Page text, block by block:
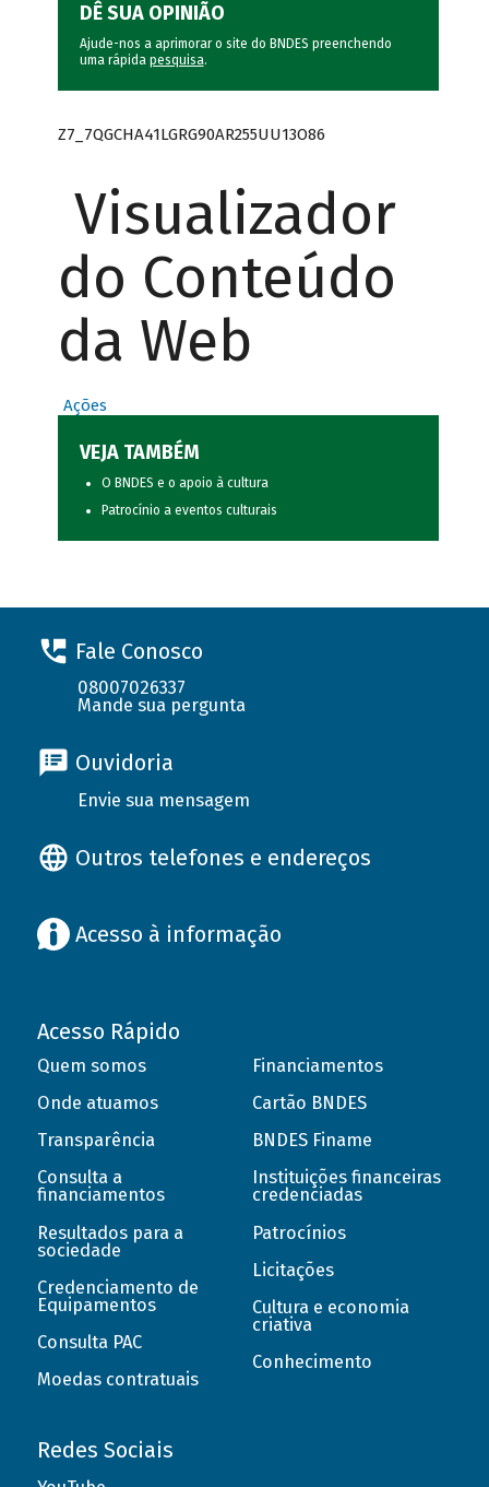
DÊ SUA OPINIÃO
Ajude-nos a aprimorar o site do BNDES preenchendo
uma rápida pesquisa.
Z7_7QGCHA41LGRG90AR255UU13O86
Visualizador
do Conteúdo
da Web
Ações
VEJA TAMBÉM
O BNDES e o apoio à cultura
Patrocínio a eventos culturais
Fale Conosco
08007026337
Mande sua pergunta
Ouvidoria
Envie sua mensagem
Outros telefones e endereços
Acesso à informação
Acesso Rápido
Quem somos
Onde atuamos
Transparência
Consulta a
financiamentos
Resultados para a
sociedade
Credenciamento de
Equipamentos
Consulta PAC
Moedas contratuais
Financiamentos
Cartão BNDES
BNDES Finame
Instituições financeiras
credenciadas
Patrocínios
Licitações
Cultura e economia
criativa
Conhecimento
Redes Sociais